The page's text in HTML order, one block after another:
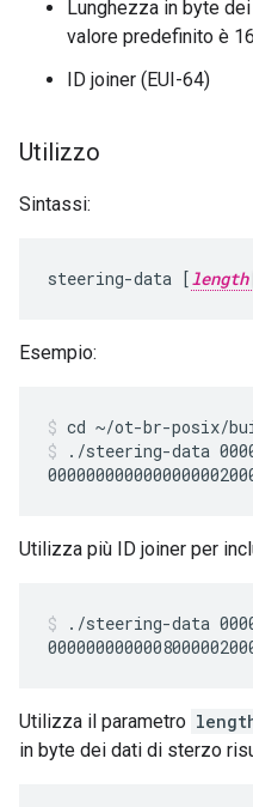
Lunghezza in byte
valore predefinito è
ID joiner (EUI-64)
Utilizzo
Sintassi:
steering-data [length
Esempio:
cd ~/ot-br-posix/
./steering-data
Utilizza più ID joiner per
./steering-data
Utilizza il parametro
in byte dei dati di sterzo